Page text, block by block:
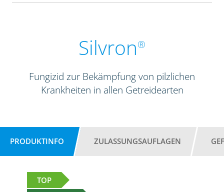
Silvron®
Fungizid zur Bekämpfung von pilzlichen
Krankheiten in allen Getreidearten
PRODUKTINFO ZULASSUNGSAUFLAGEN
TOP